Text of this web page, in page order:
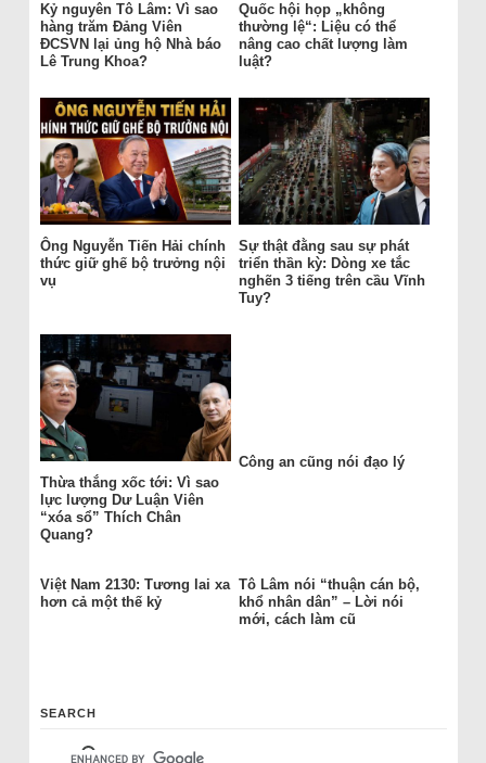
Kỷ nguyên Tô Lâm: Vì sao
hàng trăm Đảng Viên
ĐCSVN lại ủng hộ Nhà báo
Lê Trung Khoa?
Quốc hội họp „không
thường lệ“: Liệu có thể
nâng cao chất lượng làm
luật?
Ông Nguyễn Tiến Hải chính
thức giữ ghế bộ trưởng nội
vụ
Sự thật đằng sau sự phát
triển thần kỳ: Dòng xe tắc
nghẽn 3 tiếng trên cầu Vĩnh
Tuy?
Thừa thắng xốc tới: Vì sao
lực lượng Dư Luận Viên
“xóa sổ” Thích Chân
Quang?
Công an cũng nói đạo lý
Việt Nam 2130: Tương lai xa
hơn cả một thế kỷ
Tô Lâm nói “thuận cán bộ,
khổ nhân dân” – Lời nói
mới, cách làm cũ
SEARCH